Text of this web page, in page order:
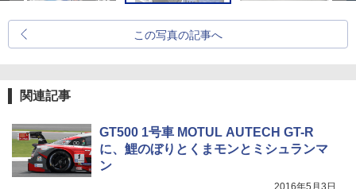
この写真の記事へ
関連記事
GT500 1号車 MOTUL AUTECH GT-R
に、鯉のぼりとくまモンとミシュランマ
ン
2016年5月3日